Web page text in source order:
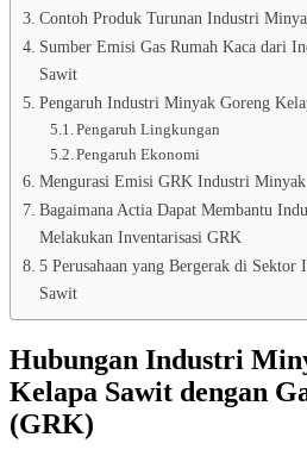
Contoh Produk Turunan Industri
Sumber Emisi Gas Rumah Kaca dari
Sawit
Pengaruh Industri Minyak Goreng
Pengaruh Lingkungan
Pengaruh Ekonomi
Mengurasi Emisi GRK Industri
Bagaimana Actia Dapat Membantu
Melakukan Inventarisasi GRK
5 Perusahaan yang Bergerak di
Sawit
Hubungan Industri
Kelapa Sawit dengan
(GRK)